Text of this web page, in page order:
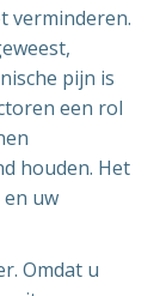
verminderen.
pijn is
een rol
houden. Het
en uw
Omdat u